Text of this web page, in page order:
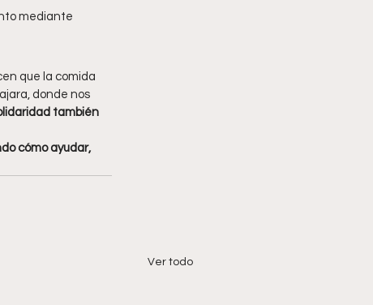
mediante
que la comida
donde nos
también
cómo ayudar,
Ver todo